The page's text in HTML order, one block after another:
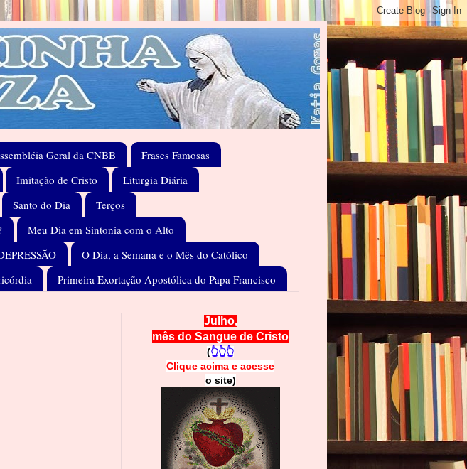
Geral da CNBB
Frases Famosas
Imitação de Cristo
Liturgia Diária
Santo do Dia
Terços
Meu Dia em Sintonia com o Alto
O Dia, a Semana e o Mês do Católico
Primeira Exortação Apostólica do Papa Francisco
Julho,
mês do Sangue de Cristo
(👆👆👆
Clique acima e acesse
o site)